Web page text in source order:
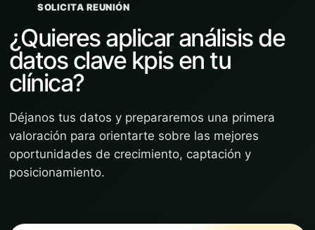
SOLICITA REUNIÓN
¿Quieres aplicar análisis de
datos clave kpis en tu
clínica?
Déjanos tus datos y prepararemos una primera
valoración para orientarte sobre las mejores
oportunidades de crecimiento, captación y
posicionamiento.